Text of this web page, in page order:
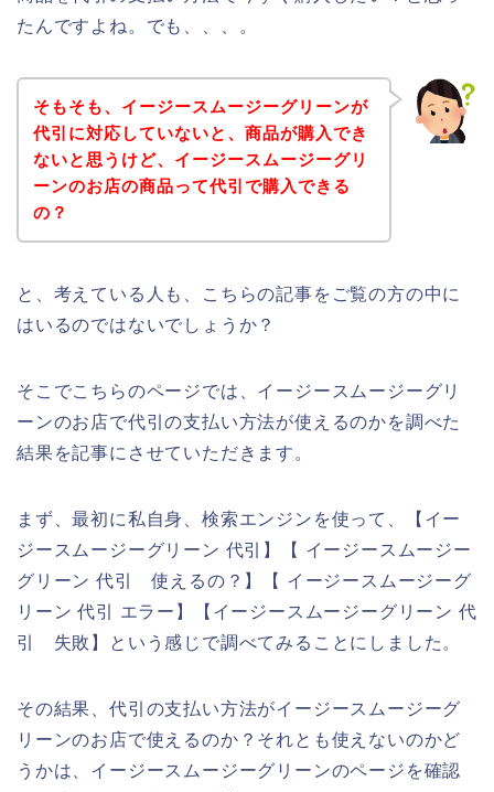
たんですよね。でも、、、。
そもそも、イージースムージーグリーンが
代引に対応していないと、商品が購入でき
ないと思うけど、イージースムージーグリ
ーンのお店の商品って代引で購入できる
の？
と、考えている人も、こちらの記事をご覧の方の中に
はいるのではないでしょうか？
そこでこちらのページでは、イージースムージーグリ
ーンのお店で代引の支払い方法が使えるのかを調べた
結果を記事にさせていただきます。
まず、最初に私自身、検索エンジンを使って、【イー
ジースムージーグリーン 代引】【 イージースムージー
グリーン 代引 使えるの？】【 イージースムージーグ
リーン 代引 エラー】【イージースムージーグリーン 代
引 失敗】という感じで調べてみることにしました。
その結果、代引の支払い方法がイージースムージーグ
リーンのお店で使えるのか？それとも使えないのかど
うかは、イージースムージーグリーンのページを確認